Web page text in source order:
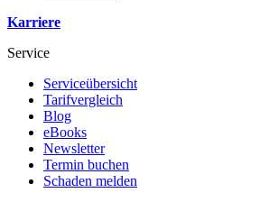
Karriere
Service
Serviceübersicht
Tarifvergleich
Blog
eBooks
Newsletter
Termin buchen
Schaden melden